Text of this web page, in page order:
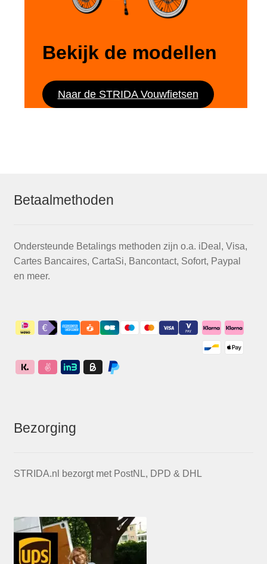
Bekijk de modellen
Naar de STRIDA Vouwfietsen
Betaalmethoden
Ondersteunde Betalings methoden zijn o.a. iDeal, Visa,
Cartes Bancaires, CartaSi, Bancontact, Sofort, Paypal
en meer.
Bezorging
STRIDA.nl bezorgt met PostNL, DPD & DHL